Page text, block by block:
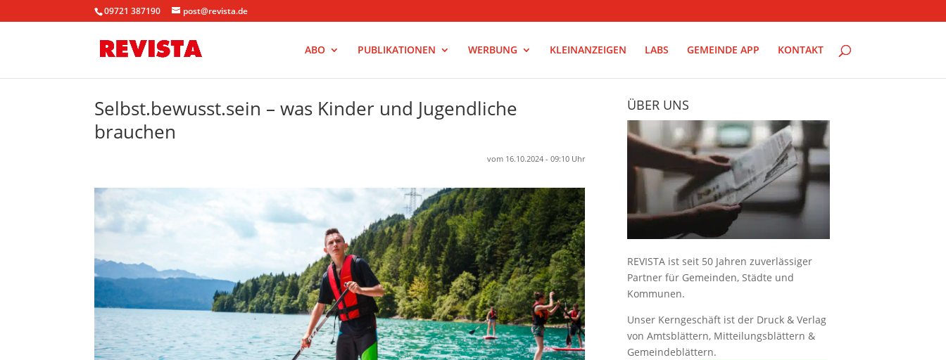
09721 387190 post@revista.de
ABO PUBLIKATIONEN WERBUNG KLEINANZEIGEN LABS GEMEINDE APP KONTAKT
Selbst.bewusst.sein – was Kinder und Jugendliche
brauchen
vom 16.10.2024 - 09:10 Uhr
ÜBER UNS
REVISTA ist seit 50 Jahren zuverlässiger
Partner für Gemeinden, Städte und
Kommunen.
Unser Kerngeschäft ist der Druck & Verlag
von Amtsblättern, Mitteilungsblättern &
Gemeindeblättern.